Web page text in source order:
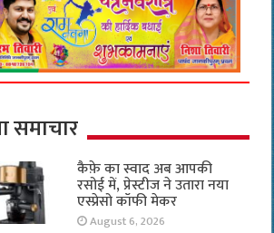
समाचार
कैफ़े का स्वाद अब आपकी
रसोई में, प्रेस्टीज ने उतारा नया
एस्प्रेसो कॉफी मेकर
August 6, 2026